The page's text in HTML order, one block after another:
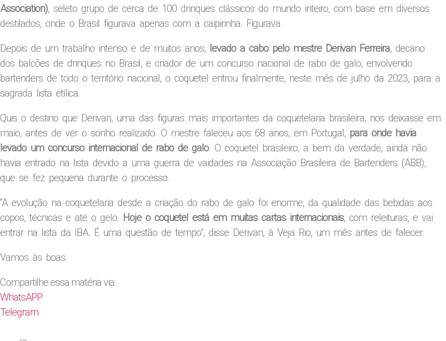
Association), seleto grupo de cerca de 100 drinques clássicos do mundo inteiro, com base em diversos
destilados, onde o Brasil figurava apenas com a caipirinha. Figurava.
Depois de um trabalho intenso e de muitos anos, levado a cabo pelo mestre Derivan Ferreira, decano
dos balcões de drinques no Brasil, e criador de um concurso nacional de rabo de galo, envolvendo
bartenders de todo o território nacional, o coquetel entrou finalmente, neste mês de julho da 2023, para a
sagrada lista etílica.
Quis o destino que Derivan, uma das figuras mais importantes da coquetelaria brasileira, nos deixasse em
maio, antes de ver o sonho realizado. O mestre faleceu aos 68 anos, em Portugal, para onde havia
levado um concurso internacional de rabo de galo. O coquetel brasileiro, a bem da verdade, ainda não
havia entrado na lista devido a uma guerra de vaidades na Associação Brasileira de Bartenders (ABB),
que se fez pequena durante o processo.
“A evolução na coquetelaria desde a criação do rabo de galo foi enorme, da qualidade das bebidas aos
copos, técnicas e até o gelo. Hoje o coquetel está em muitas cartas internacionais, com releituras, e vai
entrar na lista da IBA. É uma questão de tempo”, disse Derivan, à Veja Rio, um mês antes de falecer.
Vamos às boas.
Compartilhe essa matéria via:
WhatsAPP
Telegram